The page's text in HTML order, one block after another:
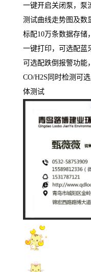
一键开启关闭泵，泵
测试曲线走势图及数
标配10万条数据存储
一键打印，可选配蓝
可选配跌倒报警功能
CO/H2S同时检测可
体测试